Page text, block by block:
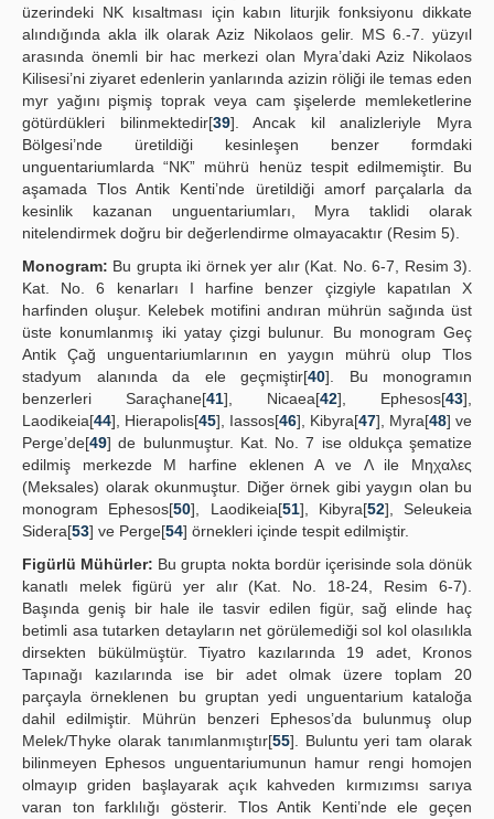
üzerindeki NK kısaltması için kabın liturjik fonksiyonu dikkate
alındığında akla ilk olarak Aziz Nikolaos gelir. MS 6.-7. yüzyıl
arasında önemli bir hac merkezi olan Myra’daki Aziz Nikolaos
Kilisesi’ni ziyaret edenlerin yanlarında azizin röliği ile temas eden
myr yağını pişmiş toprak veya cam şişelerde memleketlerine
götürdükleri bilinmektedir[39]. Ancak kil analizleriyle Myra
Bölgesi’nde üretildiği kesinleşen benzer formdaki
unguentariumlarda “NK” mührü henüz tespit edilmemiştir. Bu
aşamada Tlos Antik Kenti’nde üretildiği amorf parçalarla da
kesinlik kazanan unguentariumları, Myra taklidi olarak
nitelendirmek doğru bir değerlendirme olmayacaktır (Resim 5).
Monogram: Bu grupta iki örnek yer alır (Kat. No. 6-7, Resim 3).
Kat. No. 6 kenarları I harfine benzer çizgiyle kapatılan X
harfinden oluşur. Kelebek motifini andıran mührün sağında üst
üste konumlanmış iki yatay çizgi bulunur. Bu monogram Geç
Antik Çağ unguentariumlarının en yaygın mührü olup Tlos
stadyum alanında da ele geçmiştir[40]. Bu monogramın
benzerleri Saraçhane[41], Nicaea[42], Ephesos[43],
Laodikeia[44], Hierapolis[45], Iassos[46], Kibyra[47], Myra[48] ve
Perge’de[49] de bulunmuştur. Kat. No. 7 ise oldukça şematize
edilmiş merkezde M harfine eklenen A ve Λ ile Μηχαλες
(Meksales) olarak okunmuştur. Diğer örnek gibi yaygın olan bu
monogram Ephesos[50], Laodikeia[51], Kibyra[52], Seleukeia
Sidera[53] ve Perge[54] örnekleri içinde tespit edilmiştir.
Figürlü Mühürler: Bu grupta nokta bordür içerisinde sola dönük
kanatlı melek figürü yer alır (Kat. No. 18-24, Resim 6-7).
Başında geniş bir hale ile tasvir edilen figür, sağ elinde haç
betimli asa tutarken detayların net görülemediği sol kol olasılıkla
dirsekten bükülmüştür. Tiyatro kazılarında 19 adet, Kronos
Tapınağı kazılarında ise bir adet olmak üzere toplam 20
parçayla örneklenen bu gruptan yedi unguentarium kataloğa
dahil edilmiştir. Mührün benzeri Ephesos’da bulunmuş olup
Melek/Thyke olarak tanımlanmıştır[55]. Buluntu yeri tam olarak
bilinmeyen Ephesos unguentariumunun hamur rengi homojen
olmayıp griden başlayarak açık kahveden kırmızımsı sarıya
varan ton farklılığı gösterir. Tlos Antik Kenti’nde ele geçen